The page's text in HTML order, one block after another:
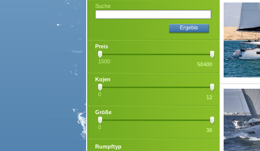
Suche
Ergebis
Preis
1500 50400
Kojen
0 12
Größe
0 36
Rumpftyp